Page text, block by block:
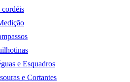
cordéis
e Esquadros
e Cortantes